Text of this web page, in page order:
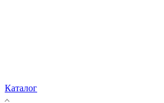
Каталог